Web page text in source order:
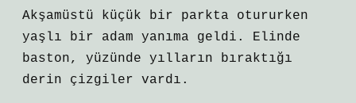
Akşamüstü küçük bir parkta otururken
yaşlı bir adam yanıma geldi. Elinde
baston, yüzünde yılların bıraktığı
derin çizgiler vardı.